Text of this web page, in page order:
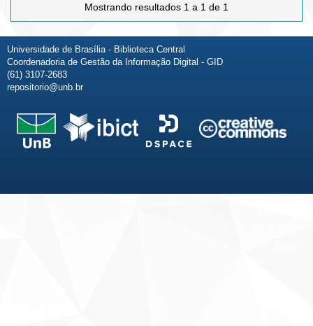
Mostrando resultados 1 a 1 de 1
Universidade de Brasília - Biblioteca Central
Coordenadoria de Gestão da Informação Digital - GID
(61) 3107-2683
repositorio@unb.br